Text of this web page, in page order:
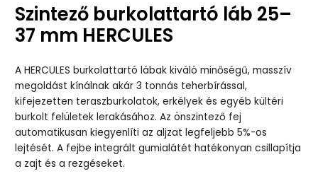
Szintező burkolattartó láb 25–
37 mm HERCULES
A HERCULES burkolattartó lábak kiváló minőségű, masszív
megoldást kínálnak akár 3 tonnás teherbírással,
kifejezetten teraszburkolatok, erkélyek és egyéb kültéri
burkolt felületek lerakásához. Az önszintező fej
automatikusan kiegyenlíti az aljzat legfeljebb 5%-os
lejtését. A fejbe integrált gumialátét hatékonyan csillapítja
a zajt és a rezgéseket.